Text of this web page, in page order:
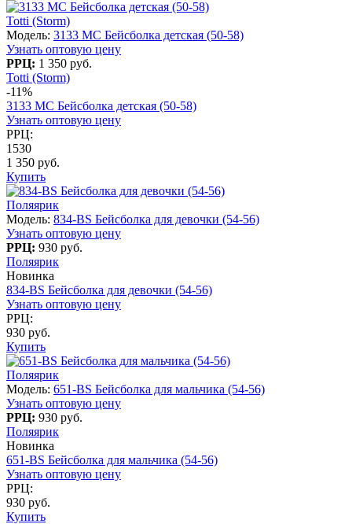
Totti (Storm)
Модель: 3133 МС Бейсболка детская (50-58)
Узнать оптовую цену
РРЦ: 1 350 руб.
Totti (Storm)
-11%
3133 МС Бейсболка детская (50-58)
Узнать оптовую цену
РРЦ:
1530
1 350 руб.
Купить
Поляярик
Модель: 834-BS Бейсболка для девочки (54-56)
Узнать оптовую цену
РРЦ: 930 руб.
Поляярик
Новинка
834-BS Бейсболка для девочки (54-56)
Узнать оптовую цену
РРЦ:
930 руб.
Купить
Поляярик
Модель: 651-BS Бейсболка для мальчика (54-56)
Узнать оптовую цену
РРЦ: 930 руб.
Поляярик
Новинка
651-BS Бейсболка для мальчика (54-56)
Узнать оптовую цену
РРЦ:
930 руб.
Купить